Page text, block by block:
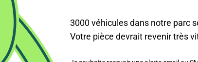
3000 véhicules dans notre parc
Votre pièce devrait revenir très